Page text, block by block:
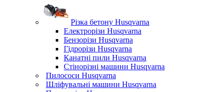
Різка бетону Husqvarna
Електрорізи Husqvarna
Бензорізи Husqvarna
Гідрорізи Husqvarna
Канатні пили Husqvarna
Стінорізні машини Husqvarna
Пилососи Husqvarna
Шліфувальні машини Husqvarna